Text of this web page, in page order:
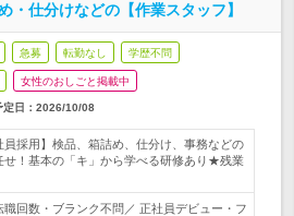
・仕分けなどの【作業スタッフ】
急募 転勤なし 学歴不問
女性のおしごと掲載中
日： 2026/10/08
員採用】検品、箱詰め、仕分け、事務などの
せ！基本の「キ」から学べる研修あり★残業
職回数・ブランク不問／ 正社員デビュー・フ